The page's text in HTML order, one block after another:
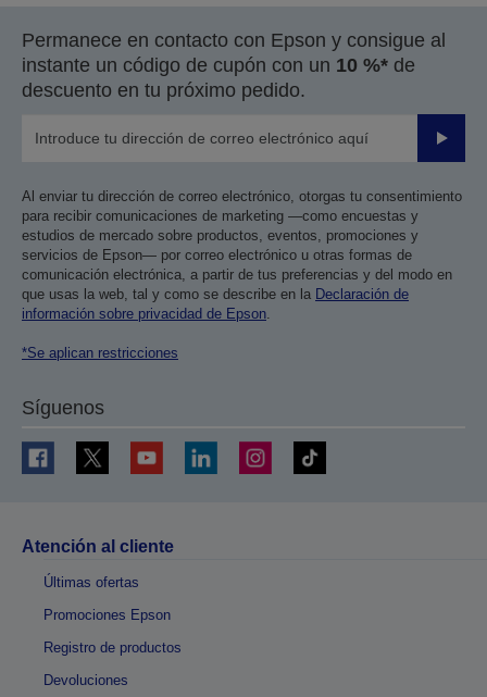
Permanece en contacto con Epson y consigue al
instante un código de cupón con un 10 %* de
descuento en tu próximo pedido.
Enviar
Al enviar tu dirección de correo electrónico, otorgas tu consentimiento
para recibir comunicaciones de marketing —como encuestas y
estudios de mercado sobre productos, eventos, promociones y
servicios de Epson— por correo electrónico u otras formas de
comunicación electrónica, a partir de tus preferencias y del modo en
que usas la web, tal y como se describe en la Declaración de
información sobre privacidad de Epson.
*Se aplican restricciones
Síguenos
Atención al cliente
Últimas ofertas
Promociones Epson
Registro de productos
Devoluciones